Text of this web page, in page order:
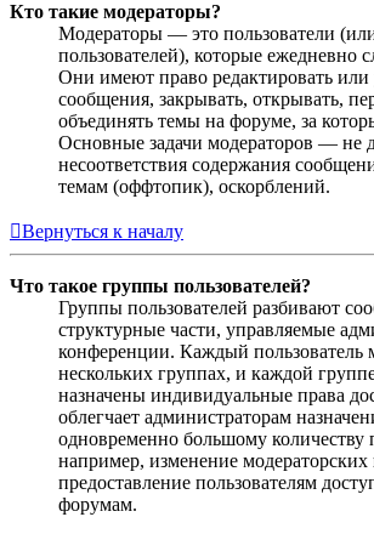
Кто такие модераторы?
Модераторы — это пользователи
пользователей), которые ежедневно
Они имеют право редактировать или
сообщения, закрывать, открывать,
объединять темы на форуме, за
Основные задачи модераторов — не
несоответствия содержания
темам (оффтопик), оскорблений.
Вернуться к началу
Что такое группы пользователей?
Группы пользователей разбивают
структурные части, управляемые
конференции. Каждый пользователь
нескольких группах, и каждой
назначены индивидуальные права
облегчает администраторам
одновременно большому количеству
например, изменение модераторских
предоставление пользователям
форумам.